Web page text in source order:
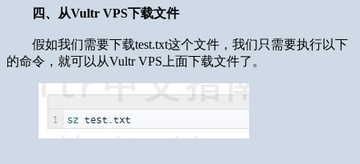
四、从Vultr VPS下载文件
假如我们需要下载test.txt这个文件，我们只需要执行以下
的命令，就可以从Vultr VPS上面下载文件了。